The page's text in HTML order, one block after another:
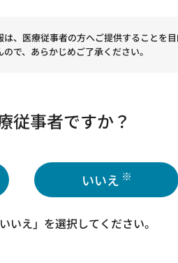
MXを出展します。
、医療従事者の方へご提供することを目
で、あらかじめご了承ください。
従事者ですか？
いいえ ※
え」を選択してください。